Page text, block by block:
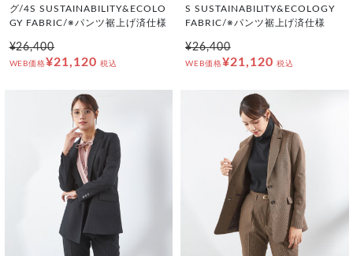
グ/4S SUSTAINABILITY&ECOLO
GY FABRIC/※パンツ裾上げ済仕様
¥26,400
WEB価格¥21,120 税込
S SUSTAINABILITY&ECOLOGY
FABRIC/※パンツ裾上げ済仕様
¥26,400
WEB価格¥21,120 税込